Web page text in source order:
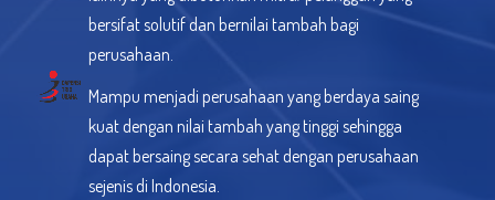
bersifat solutif dan bernilai tambah bagi
perusahaan.
Mampu menjadi perusahaan yang berdaya saing
kuat dengan nilai tambah yang tinggi sehingga
dapat bersaing secara sehat dengan perusahaan
sejenis di Indonesia.